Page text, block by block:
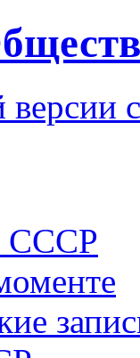
версии
СССР